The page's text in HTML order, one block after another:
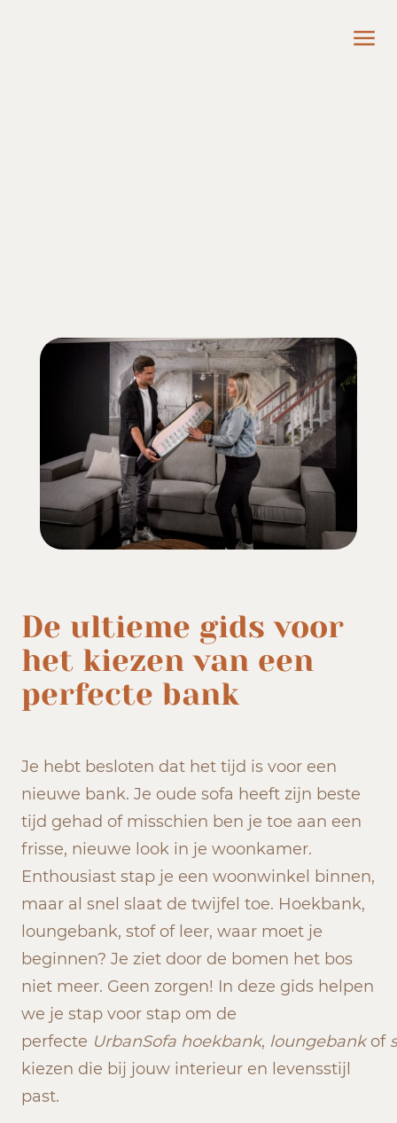
De ultieme gids voor
het kiezen van een
perfecte bank
Je hebt besloten dat het tijd is voor een
nieuwe bank. Je oude sofa heeft zijn beste
tijd gehad of misschien ben je toe aan een
frisse, nieuwe look in je woonkamer.
Enthousiast stap je een woonwinkel binnen,
maar al snel slaat de twijfel toe. Hoekbank,
loungebank, stof of leer, waar moet je
beginnen? Je ziet door de bomen het bos
niet meer. Geen zorgen! In deze gids helpen
we je stap voor stap om de
perfecte UrbanSofa hoekbank, loungebankof
kiezen die bij jouw interieur en levensstijl
past.